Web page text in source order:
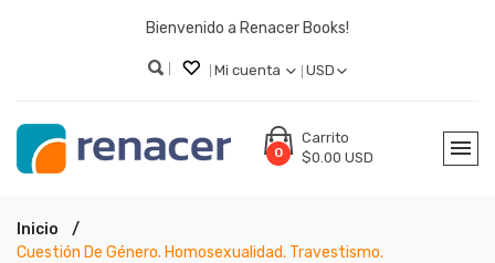
Bienvenido a Renacer Books!
Mi cuenta USD
0
Carrito
$0.00 USD
Inicio
Cuestión De Género. Homosexualidad. Travestismo.